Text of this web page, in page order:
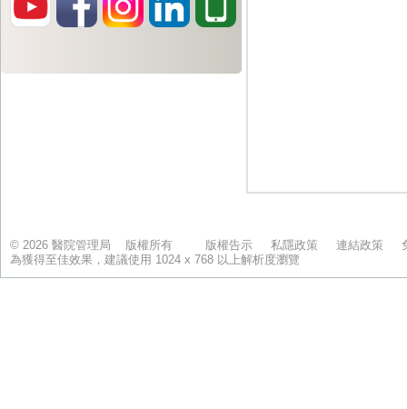
© 2026 醫院管理局 版權所有 版權告示 私隱政策 連結政策
為獲得至佳效果，建議使用 1024 x 768 以上解析度瀏覽